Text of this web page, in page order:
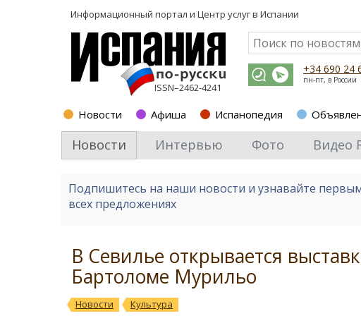
Информационный портал и Центр услуг в Испании
ISSN–2462-4241
+34 690 24
пн-пт, в России
Новости Афиша Испанопедия
Новости Интервью Фото Видео
Подпишитесь на наши новости и узнавайте
всех предложениях
В Севилье открывается
Бартоломе Мурильо
Новости Культура